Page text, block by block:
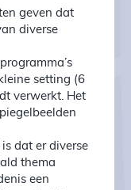
geven dat
diverse
setting (6
verwerkt. Het
is dat er diverse
thema
een